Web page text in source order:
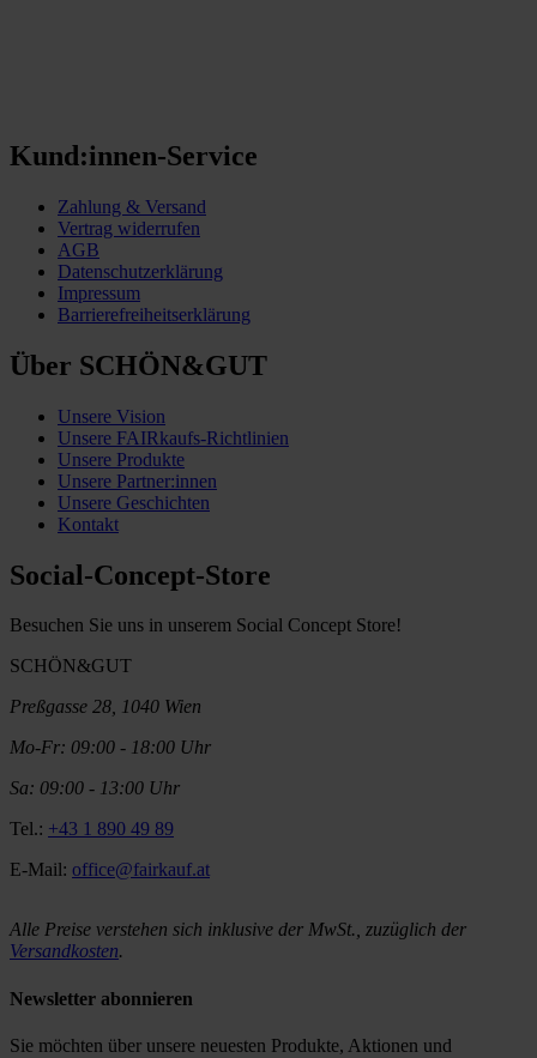
Kund:innen-Service
Zahlung & Versand
Vertrag widerrufen
AGB
Datenschutzerklärung
Impressum
Barrierefreiheitserklärung
Über SCHÖN&GUT
Unsere Vision
Unsere FAIRkaufs-Richtlinien
Unsere Produkte
Unsere Partner:innen
Unsere Geschichten
Kontakt
Social-Concept-Store
Besuchen Sie uns in unserem Social Concept Store!
SCHÖN&GUT
Preßgasse 28, 1040 Wien
Mo-Fr: 09:00 - 18:00 Uhr
Sa: 09:00 - 13:00 Uhr
Tel.: +43 1 890 49 89
E-Mail: office@fairkauf.at
Alle Preise verstehen sich inklusive der MwSt., zuzüglich der
Versandkosten.
Newsletter abonnieren
Sie möchten über unsere neuesten Produkte, Aktionen und